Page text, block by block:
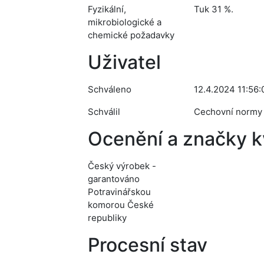
Fyzikální,
mikrobiologické a
chemické požadavky
Tuk 31 %.
Uživatel
Schváleno
12.4.2024
Schválil
Cechovní normy
Ocenění a značky
Český výrobek -
garantováno
Potravinářskou
komorou České
republiky
Procesní stav